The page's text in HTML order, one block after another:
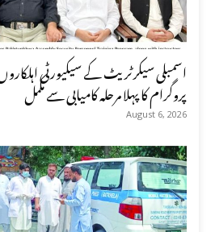
اسمبلی سیکرٹریٹ کے سیکیورٹی
پروگرام کا پہلا مرحلہ کامیابی سے مکمل
August 6, 2026